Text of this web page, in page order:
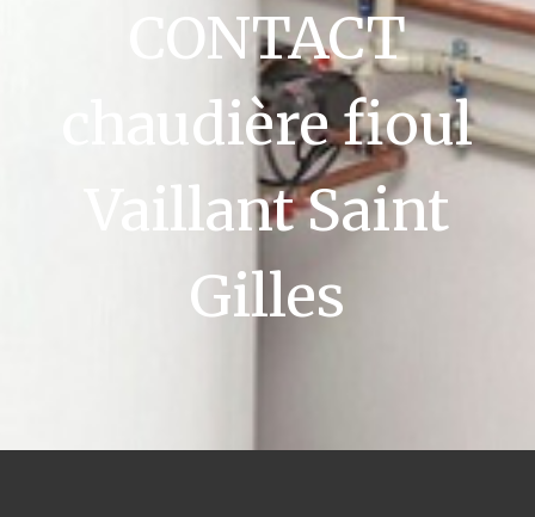
CONTACT
chaudière fioul
Vaillant Saint
Gilles